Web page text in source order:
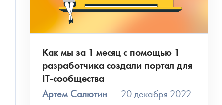
Как мы за 1 месяц с помощью 1
разработчика создали портал для
IT-сообщества
Артем Салютин
20 декабря 2022